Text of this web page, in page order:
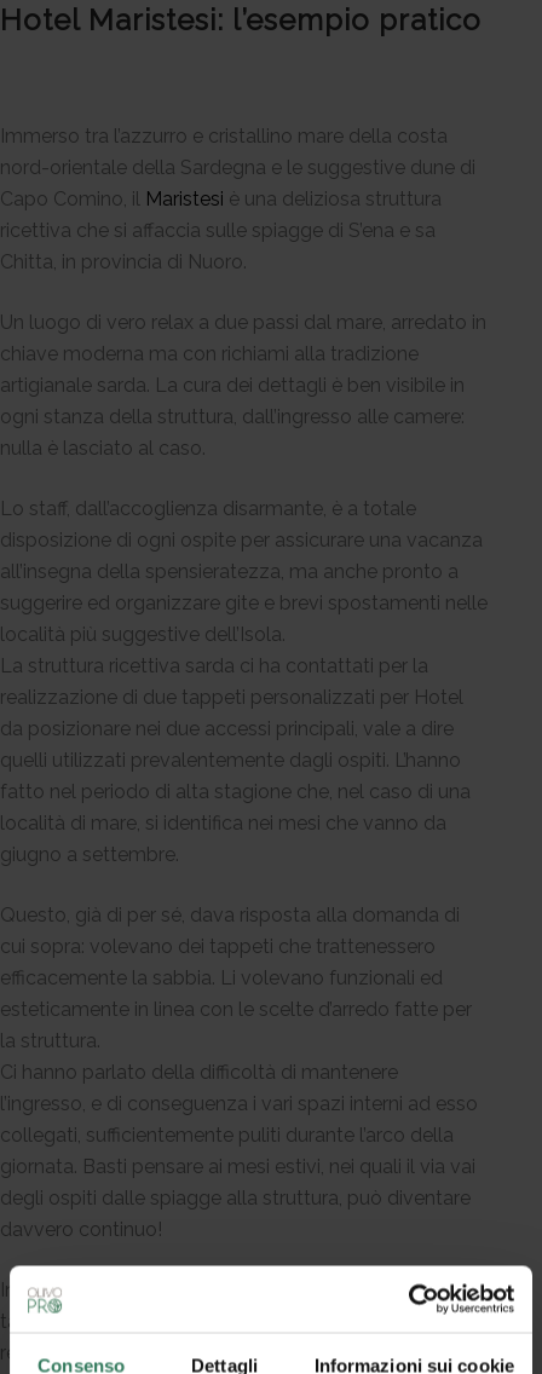
Consenso Dettagli Informazioni sui cookie
Hotel Maristesi: l’esempio pratico
Immerso tra l’azzurro e cristallino mare della costa
nord-orientale della Sardegna e le suggestive dune di
Capo Comino, il Maristesi è una deliziosa struttura
ricettiva che si affaccia sulle spiagge di S’ena e sa
Chitta, in provincia di Nuoro.
Un luogo di vero relax a due passi dal mare, arredato in
chiave moderna ma con richiami alla tradizione
artigianale sarda. La cura dei dettagli è ben visibile in
ogni stanza della struttura, dall’ingresso alle camere:
nulla è lasciato al caso.
Lo staff, dall’accoglienza disarmante, è a totale
disposizione di ogni ospite per assicurare una vacanza
all’insegna della spensieratezza, ma anche pronto a
suggerire ed organizzare gite e brevi spostamenti nelle
località più suggestive dell’Isola.
La struttura ricettiva sarda ci ha contattati per la
realizzazione di due tappeti personalizzati per Hotel
da posizionare nei due accessi principali, vale a dire
quelli utilizzati prevalentemente dagli ospiti. L’hanno
fatto nel periodo di alta stagione che, nel caso di una
località di mare, si identifica nei mesi che vanno da
giugno a settembre.
Questo, già di per sé, dava risposta alla domanda di
cui sopra: volevano dei tappeti che trattenessero
efficacemente la sabbia. Li volevano funzionali ed
esteticamente in linea con le scelte d’arredo fatte per
la struttura.
Ci hanno parlato della difficoltà di mantenere
l’ingresso, e di conseguenza i vari spazi interni ad esso
collegati, sufficientemente puliti durante l’arco della
giornata. Basti pensare ai mesi estivi, nei quali il via vai
degli ospiti dalle spiagge alla struttura, può diventare
davvero continuo!
In base alle loro esigenze, abbiamo progettato due
tappeti personalizzati per hotel adatti all’uso esterno,
realizzato con materiali resistenti al calpestio